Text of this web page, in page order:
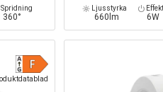
Spridning
360°
Ljusstyrka
660lm
Effekt
6W